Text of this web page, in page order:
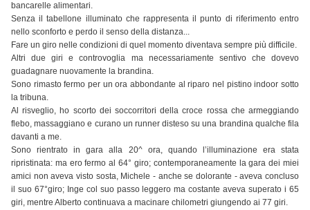
bancarelle alimentari.
Senza il tabellone illuminato che rappresenta il punto di riferimento entro
nello sconforto e perdo il senso della distanza...
Fare un giro nelle condizioni di quel momento diventava sempre più difficile.
Altri due giri e controvoglia ma necessariamente sentivo che dovevo
guadagnare nuovamente la brandina.
Sono rimasto fermo per un ora abbondante al riparo nel pistino indoor sotto
la tribuna.
Al risveglio, ho scorto dei soccorritori della croce rossa che armeggiando
flebo, massaggiano e curano un runner disteso su una brandina qualche fila
davanti a me.
Sono rientrato in gara alla 20^ ora, quando l’illuminazione era stata
ripristinata: ma ero fermo al 64° giro; contemporaneamente la gara dei miei
amici non aveva visto sosta, Michele - anche se dolorante - aveva concluso
il suo 67°giro; Inge col suo passo leggero ma costante aveva superato i 65
giri, mentre Alberto continuava a macinare chilometri giungendo ai 77 giri.